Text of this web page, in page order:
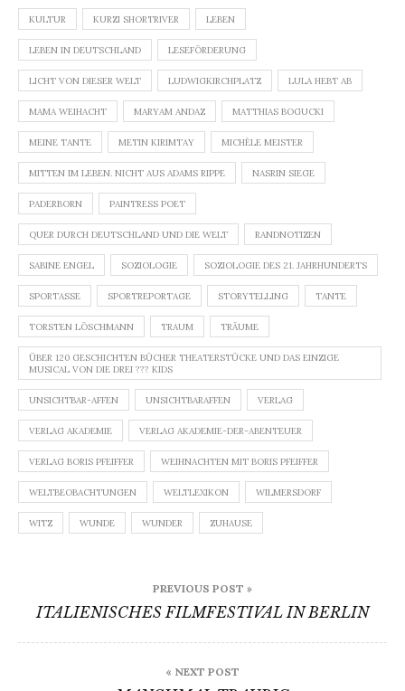
KULTUR KURZI SHORTRIVER LEBEN
LEBEN IN DEUTSCHLAND LESEFÖRDERUNG
LICHT VON DIESER WELT LUDWIGKIRCHPLATZ LULA HEBT AB
MAMA WEIHACHT MARYAM ANDAZ MATTHIAS BOGUCKI
MEINE TANTE METIN KIRIMTAY MICHÈLE MEISTER
MITTEN IM LEBEN. NICHT AUS ADAMS RIPPE NASRIN SIEGE
PADERBORN PAINTRESS POET
QUER DURCH DEUTSCHLAND UND DIE WELT RANDNOTIZEN
SABINE ENGEL SOZIOLOGIE SOZIOLOGIE DES 21. JAHRHUNDERTS
SPORTASSE SPORTREPORTAGE STORYTELLING TANTE
TORSTEN LÖSCHMANN TRAUM TRÄUME
ÜBER 120 GESCHICHTEN BÜCHER THEATERSTÜCKE UND DAS EINZIGE
MUSICAL VON DIE DREI ??? KIDS
UNSICHTBAR-AFFEN UNSICHTBARAFFEN VERLAG
VERLAG AKADEMIE VERLAG AKADEMIE-DER-ABENTEUER
VERLAG BORIS PFEIFFER WEIHNACHTEN MIT BORIS PFEIFFER
WELTBEOBACHTUNGEN WELTLEXIKON WILMERSDORF
WITZ WUNDE WUNDER ZUHAUSE
PREVIOUS POST »
ITALIENISCHES FILMFESTIVAL IN BERLIN
« NEXT POST